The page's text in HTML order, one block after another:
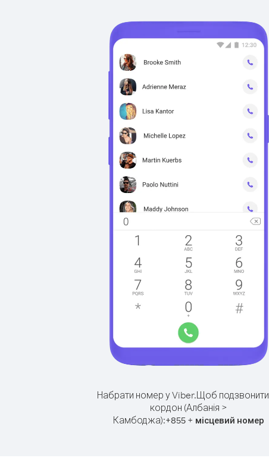
Набрати номер у Viber.Щоб
кордон (Албанія >
Камбоджа):+855 + місцевий номер